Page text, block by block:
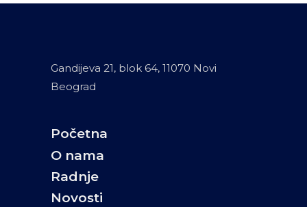
Gandijeva 21, blok 64, 11070 Novi
Beograd
Početna
O nama
Radnje
Novosti